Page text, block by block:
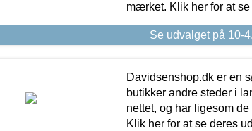
mærket. Klik her for at
Se udvalget på 10-
Davidsenshop.dk er en
butikker andre steder i
nettet, og har ligesom
Klik her for at se deres